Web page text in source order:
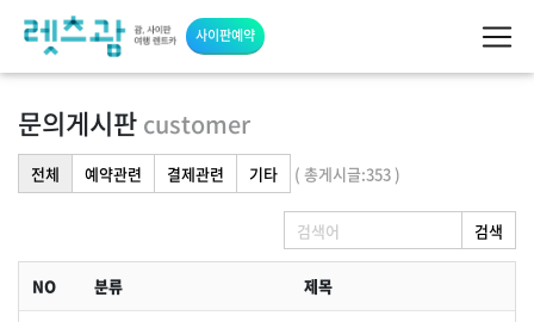
사이판예약
문의게시판 customer
전체 예약관련 결제관련 기타 ( 총게시글:353 )
검색
NO 분류 제목